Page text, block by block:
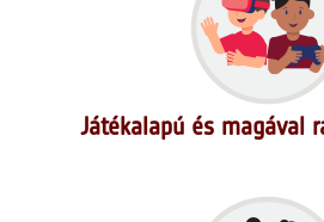
Játékalapú és magával